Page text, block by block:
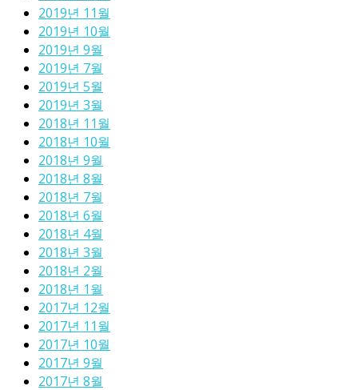
2019년 11월
2019년 10월
2019년 9월
2019년 7월
2019년 5월
2019년 3월
2018년 11월
2018년 10월
2018년 9월
2018년 8월
2018년 7월
2018년 6월
2018년 4월
2018년 3월
2018년 2월
2018년 1월
2017년 12월
2017년 11월
2017년 10월
2017년 9월
2017년 8월